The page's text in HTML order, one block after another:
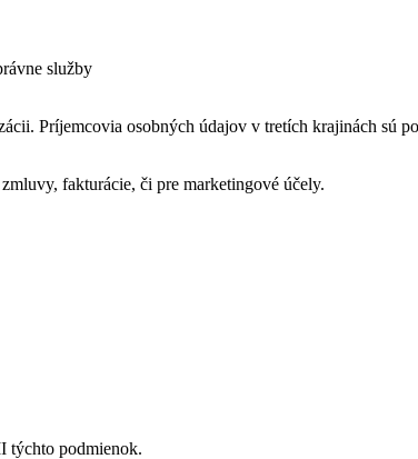
služby
Príjemcovia osobných údajov v tretích krajinách sú
fakturácie, či pre marketingové účely.
týchto podmienok.